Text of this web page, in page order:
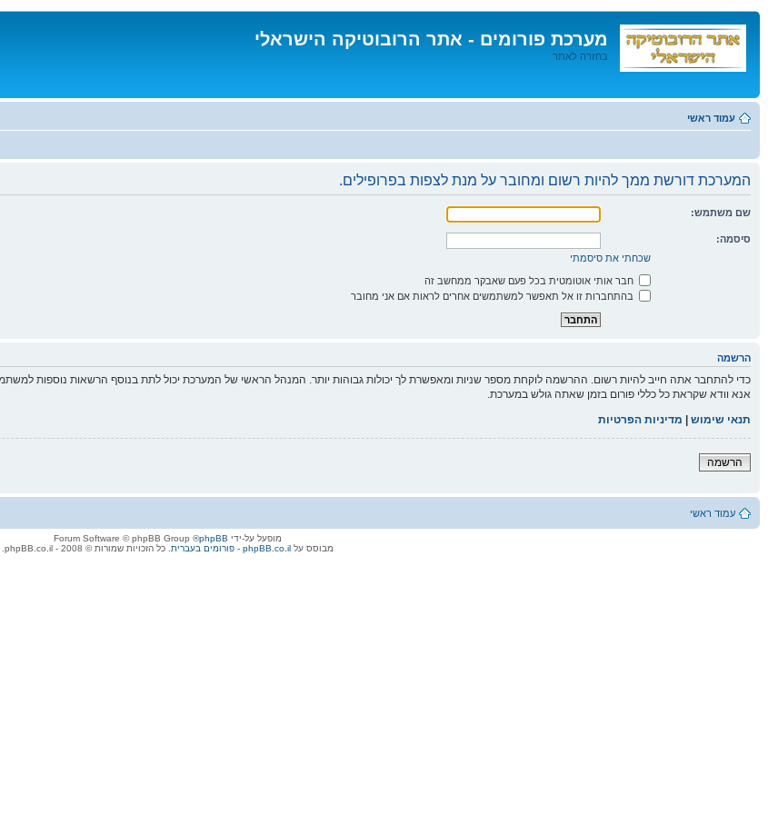
מערכת פורומים - אתר הרובוטיקה הישראלי
בחזרה לאתר
לתוכן
עמוד ראשי
המערכת דורשת ממך להיות רשום ומחובר על מנת לצפות בפרופילים.
שם משתמש:
סיסמה:
שכחתי את סיסמתי
חבר אותי אוטומטית בכל פעם שאבקר ממחשב זה
בהתחברות זו אל תאפשר למשתמשים אחרים לראות אם אני מחובר
הרשמה
כדי להתחבר אתה חייב להיות רשום. ההרשמה לוקחת מספר שניות ומאפשרת לך יכולות גבוהות יותר. המנהל הראשי של המערכת יכול לתת בנוסף הרשאות נוספות
אנא וודא שקראת כל כללי פורום בזמן שאתה גולש במערכת.
תנאי שימוש | מדיניות הפרטיות
הרשמה
עמוד ראשי
מופעל על-ידי phpBB
® Forum Software © phpBB Group
מבוסס עלphpBB.co.il - פורומים בעברית . כל הזכויות שמורות © 2008 - phpBB.co.il.